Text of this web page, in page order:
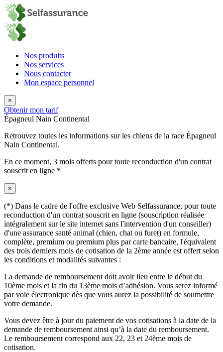
Nos produits
Nos services
Nous contacter
Mon espace personnel
×
Obtenir mon tarif
Épagneul Nain Continental
Retrouvez toutes les informations sur les chiens de la race Épagneul
Nain Continental.
En ce moment, 3 mois offerts pour toute reconduction d'un contrat
souscrit en ligne *
×
(*) Dans le cadre de l'offre exclusive Web Selfassurance, pour toute
reconduction d'un contrat souscrit en ligne (souscription réalisée
intégralement sur le site internet sans l'intervention d'un conseiller)
d'une assurance santé animal (chien, chat ou furet) en formule,
complète, premium ou premium plus par carte bancaire, l'équivalent
des trois derniers mois de cotisation de la 2ème année est offert selon
les conditions et modalités suivantes :
La demande de remboursement doit avoir lieu entre le début du
10ème mois et la fin du 13ème mois d’adhésion. Vous serez informé
par voie électronique dès que vous aurez la possibilité de soumettre
votre demande.
Vous devez être à jour du paiement de vos cotisations à la date de la
demande de remboursement ainsi qu’à la date du remboursement.
Le remboursement correspond aux 22, 23 et 24ème mois de
cotisation.